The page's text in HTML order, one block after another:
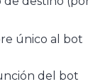
único al bot
del bot